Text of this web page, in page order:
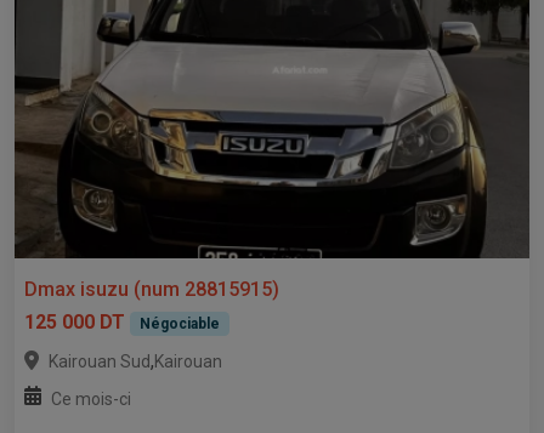
Dmax isuzu (num 28815915)
125 000 DT
Négociable
Kairouan Sud,Kairouan
Ce mois-ci